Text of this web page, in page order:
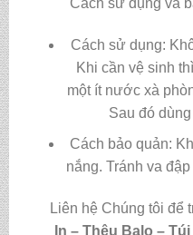
Cách sử dụng:
Khi cần vệ sinh
một ít nước xà
Sau đó
Cách bảo quản:
nắng. Tránh va
Liên hệ Chúng tôi để
In – Thêu Balo –